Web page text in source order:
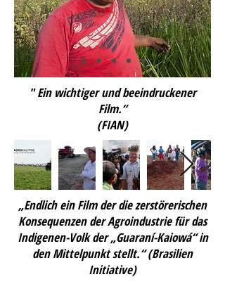
"Ein wichtiger und beeindruckener
Film.“
(FIAN)
„Endlich ein Film der die zerstörerischen
Konsequenzen der Agroindustrie für das
Indigenen-Volk der „Guaraní-Kaiowá“ in
den Mittelpunkt stellt.“ (Brasilien
Initiative)